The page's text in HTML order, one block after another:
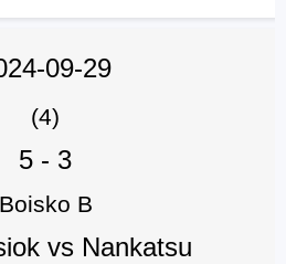
09-29
(4)
5 - 3
Boisko B
vs Nankatsu